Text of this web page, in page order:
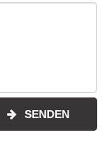
SENDEN